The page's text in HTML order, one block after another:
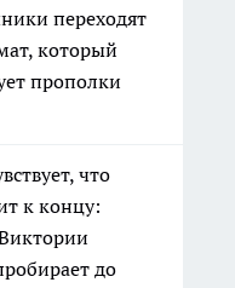
переходят
который
прополки
что
к концу:
до